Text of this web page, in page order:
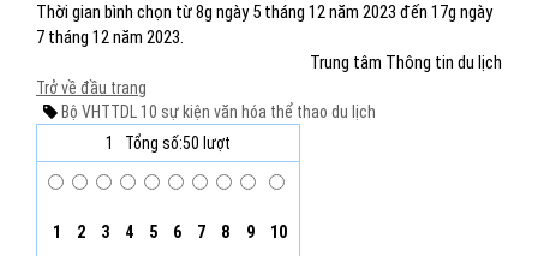
Thời gian bình chọn từ 8g ngày 5 tháng 12 năm 2023 đến 17g ngày
7 tháng 12 năm 2023.
Trung tâm Thông tin du lịch
Trở về đầu trang
Bộ VHTTDL
10 sự kiện văn hóa thể thao du lịch
1
Tổng số:50 lượt
1 2 3 4 5 6 7 8 9 10